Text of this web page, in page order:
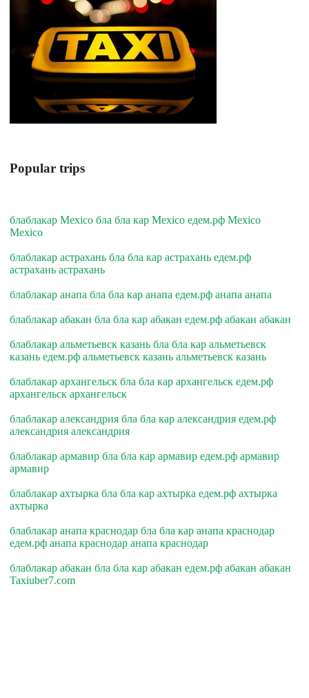
Popular trips
блаблакар Mexico бла бла кар Mexico едем.рф Mexico
Mexico
блаблакар астрахань бла бла кар астрахань едем.рф
астрахань астрахань
блаблакар анапа бла бла кар анапа едем.рф анапа анапа
блаблакар абакан бла бла кар абакан едем.рф абакан абакан
блаблакар альметьевск казань бла бла кар альметьевск
казань едем.рф альметьевск казань альметьевск казань
блаблакар архангельск бла бла кар архангельск едем.рф
архангельск архангельск
блаблакар александрия бла бла кар александрия едем.рф
александрия александрия
блаблакар армавир бла бла кар армавир едем.рф армавир
армавир
блаблакар ахтырка бла бла кар ахтырка едем.рф ахтырка
ахтырка
блаблакар анапа краснодар бла бла кар анапа краснодар
едем.рф анапа краснодар анапа краснодар
блаблакар абакан бла бла кар абакан едем.рф абакан абакан
Taxiuber7.com